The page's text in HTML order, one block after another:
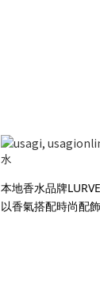
本地香水品牌LURVE
以香氣搭配時尚配